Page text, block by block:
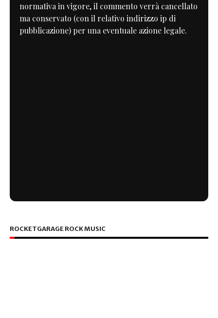
normativa in vigore, il commento verrà cancellato
ma conservato (con il relativo indirizzo ip di
pubblicazione) per una eventuale azione legale.
ROCKETGARAGE ROCK MUSIC